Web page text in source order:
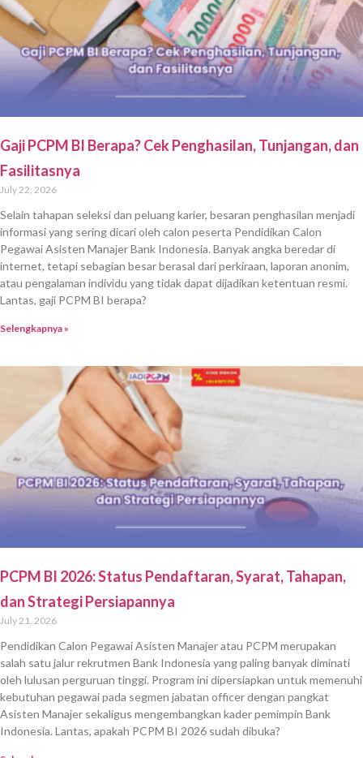
Gaji PCPM BI Berapa? Cek Penghasilan, Tunjangan, dan
Fasilitasnya
July 22, 2026
Selain tahapan seleksi dan peluang karier, besaran penghasilan menjadi
informasi yang sering dicari oleh calon peserta Pendidikan Calon
Pegawai Asisten Manajer Bank Indonesia. Banyak angka beredar di
internet, tetapi sebagian besar berasal dari perkiraan, laporan anonim,
atau pengalaman individu yang tidak dapat dijadikan ketentuan resmi.
Lantas, gaji PCPM BI berapa?
Selengkapnya »
PCPM BI 2026: Status Pendaftaran, Syarat, Tahapan,
dan Strategi Persiapannya
July 21, 2026
Pendidikan Calon Pegawai Asisten Manajer atau PCPM merupakan
salah satu jalur rekrutmen Bank Indonesia yang paling banyak diminati
oleh lulusan perguruan tinggi. Program ini dipersiapkan untuk memenuhi
kebutuhan pegawai pada segmen jabatan officer dengan pangkat
Asisten Manajer sekaligus mengembangkan kader pemimpin Bank
Indonesia. Lantas, apakah PCPM BI 2026 sudah dibuka?